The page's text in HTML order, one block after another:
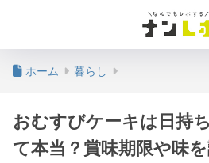
ホーム 暮らし
おむすびケーキは日持
て本当？賞味期限や味